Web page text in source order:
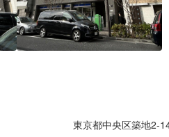
東京都中央区築地2-